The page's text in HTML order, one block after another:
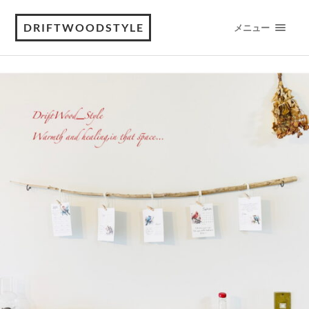
DRIFTWOODSTYLE メニュー